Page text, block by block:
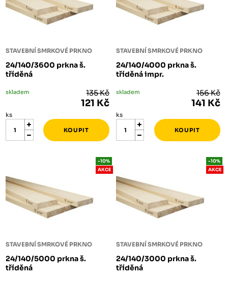
STAVEBNÍ SMRKOVÉ PRKNO
24/140/3600 prkna š.
tříděná
skladem 135 Kč
121 Kč
ks
STAVEBNÍ SMRKOVÉ PRKNO
24/140/4000 prkna š.
tříděná impr.
skladem 156 Kč
141 Kč
ks
STAVEBNÍ SMRKOVÉ PRKNO
24/140/5000 prkna š.
tříděná
-10%
AKCE
STAVEBNÍ SMRKOVÉ PRKNO
24/140/3000 prkna š.
tříděná
-10%
AKCE